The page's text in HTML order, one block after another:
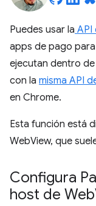
Puedes usar la API
apps de pago
ejecutan dentro
con la misma API
en Chrome.
Esta función está
WebView, que
Configura
host de Web